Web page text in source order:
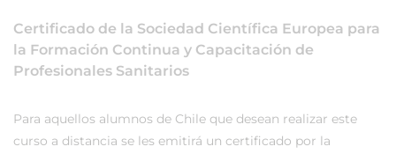
Certificado de la Sociedad Científica Europea para
la Formación Continua y Capacitación de
Profesionales Sanitarios
Para aquellos alumnos de Chile que desean realizar este
curso a distancia se les emitirá un certificado por la